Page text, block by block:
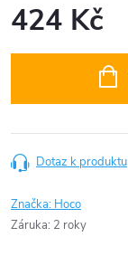
424 Kč
Dotaz k produktu
Značka: Hoco
Záruka: 2 roky